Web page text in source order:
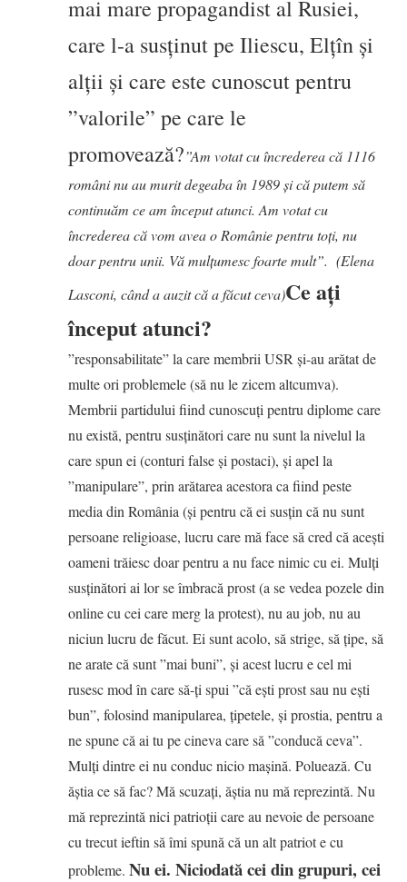
mai mare propagandist al Rusiei,
care l-a susținut pe Iliescu, Elțîn și
alții și care este cunoscut pentru
”valorile” pe care le
promovează?”Am votat cu încrederea că 1116
români nu au murit degeaba în 1989 și că putem să
continuăm ce am început atunci. Am votat cu
încrederea că vom avea o Românie pentru toți, nu
doar pentru unii. Vă mulțumesc foarte mult”. (Elena
Lasconi, când a auzit că a făcut ceva)Ce ați
început atunci?
”responsabilitate” la care membrii USR și-au arătat de
multe ori problemele (să nu le zicem altcumva).
Membrii partidului fiind cunoscuți pentru diplome care
nu există, pentru susținători care nu sunt la nivelul la
care spun ei (conturi false și postaci), și apel la
”manipulare”, prin arătarea acestora ca fiind peste
media din România (și pentru că ei susțin că nu sunt
persoane religioase, lucru care mă face să cred că acești
oameni trăiesc doar pentru a nu face nimic cu ei. Mulți
susținători ai lor se îmbracă prost (a se vedea pozele din
online cu cei care merg la protest), nu au job, nu au
niciun lucru de făcut. Ei sunt acolo, să strige, să țipe, să
ne arate că sunt ”mai buni”, și acest lucru e cel mi
rusesc mod în care să-ți spui ”că ești prost sau nu ești
bun”, folosind manipularea, țipetele, și prostia, pentru a
ne spune că ai tu pe cineva care să ”conducă ceva”.
Mulți dintre ei nu conduc nicio mașină. Poluează. Cu
ăștia ce să fac? Mă scuzați, ăștia nu mă reprezintă. Nu
mă reprezintă nici patrioții care au nevoie de persoane
cu trecut ieftin să îmi spună că un alt patriot e cu
probleme. Nu ei. Niciodată cei din grupuri, cei